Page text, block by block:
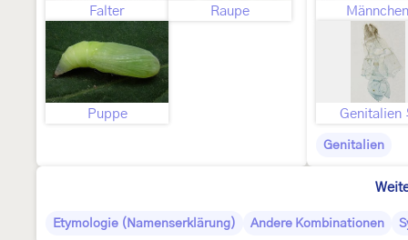
Falter Raupe
Puppe
Männchen
Genitalien
Genitalien
Etymologie (Namenserklärung) Andere Kombinationen